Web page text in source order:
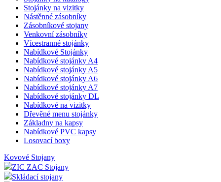
Stojánky na vizitky
Nástěnné zásobníky
Zásobníkové stojany
Venkovní zásobníky
Vícestranné stojánky
Nabídkové Stojánky
Nabídkové stojánky A4
Nabídkové stojánky A5
Nabídkové stojánky A6
Nabídkové stojánky A7
Nabídkové stojánky DL
Nabídkové na vizitky
Dřevěné menu stojánky
Základny na kapsy
Nabídkové PVC kapsy
Losovací boxy
Kovové Stojany
ZIC ZAC Stojany
Skládací stojany